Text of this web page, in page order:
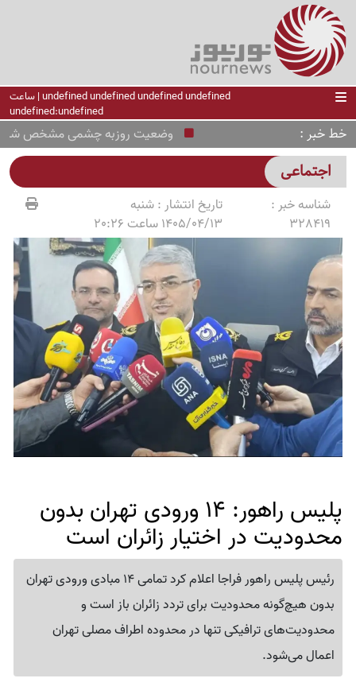
undefined undefined undefined undefined | ساعت
undefined:undefined
خط خبر وضعیت روزبه چشمی مشخص شد
اجتماعی
شناسه خبر :
328419
تاریخ انتشار :شنبه
1405/04/13 ساعت 20:26
پلیس راهور: 14 ورودی تهران بدون
محدودیت در اختیار زائران است
رئیس پلیس راهور فراجا اعلام کرد تمامی 14 مبادی ورودی تهران
بدون هیچ‌گونه محدودیت برای تردد زائران باز است و
محدودیت‌های ترافیکی تنها در محدوده اطراف مصلی تهران
اعمال می‌شود.